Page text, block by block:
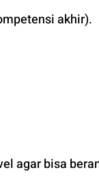
akhir).
agar bisa